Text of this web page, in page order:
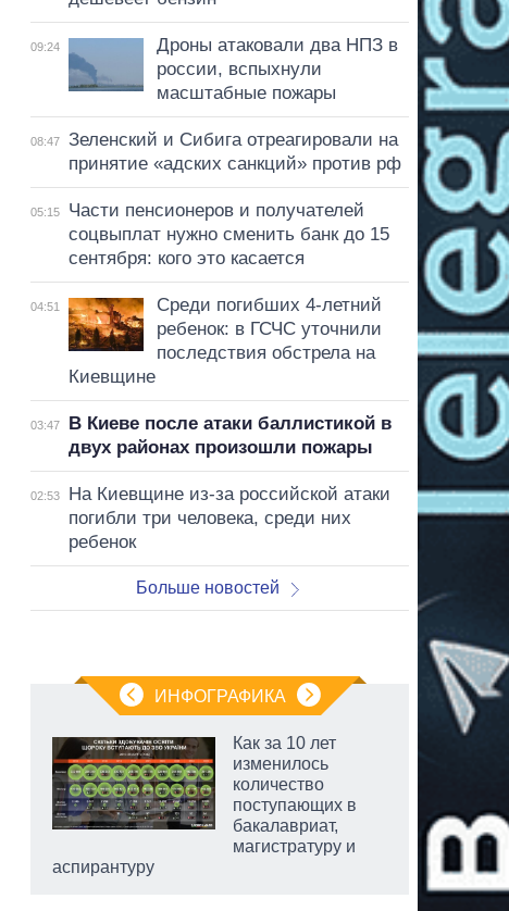
09:24
Дроны атаковали два НПЗ в
россии, вспыхнули
масштабные пожары
08:47
Зеленский и Сибига отреагировали на
принятие «адских санкций» против рф
05:15
Части пенсионеров и получателей
соцвыплат нужно сменить банк до 15
сентября: кого это касается
04:51
Среди погибших 4-летний
ребенок: в ГСЧС уточнили
последствия обстрела на
Киевщине
03:47
В Киеве после атаки баллистикой в
двух районах произошли пожары
02:53
На Киевщине из-за российской атаки
погибли три человека, среди них
ребенок
Больше новостей
ИНФОГРАФИКА
Как за 10 лет
изменилось
количество
поступающих в
бакалавриат,
магистратуру и
аспирантуру